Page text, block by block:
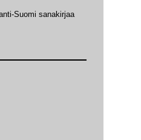
Suomi sanakirjaa